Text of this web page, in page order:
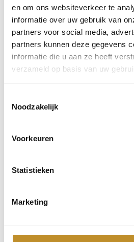
en om ons websiteverkeer te
informatie over uw gebruik van
partners voor social media,
partners kunnen deze gegevens
informatie die u aan ze heeft
verzameld op basis van uw
Noodzakelijk
Voorkeuren
Statistieken
Marketing
264,95